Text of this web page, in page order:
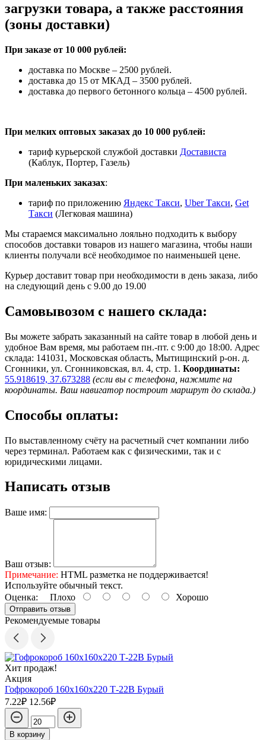
загрузки товара, а также расстояния
(зоны доставки)
При заказе от 10 000 рублей:
доставка по Москве – 2500 рублей.
доставка до 15 от МКАД – 3500 рублей.
доставка до первого бетонного кольца – 4500 рублей.
При мелких оптовых заказах до 10 000 рублей:
тариф курьерской службой доставки Достависта
(Каблук, Портер, Газель)
При маленьких заказах:
тариф по приложению Яндекс Такси, Uber Такси, Get
Такси (Легковая машина)
Мы стараемся максимально лояльно подходить к выбору
способов доставки товаров из нашего магазина, чтобы наши
клиенты получали всё необходимое по наименьшей цене.
Курьер доставит товар при необходимости в день заказа, либо
на следующий день с 9.00 до 19.00
Самовывозом с нашего склада:
Вы можете забрать заказанный на сайте товар в любой день и
удобное Вам время, мы работаем пн.-пт. с 9:00 до 18:00. Адрес
склада: 141031, Московская область, Мытищинский р-он. д.
Сгонники, ул. Сгонниковская, вл. 4, стр. 1. Координаты:
55.918619, 37.673288 (если вы с телефона, нажмите на
координаты. Ваш навигатор построит маршрут до склада.)
Способы оплаты:
По выставленному счёту на расчетный счет компании либо
через терминал. Работаем как с физическими, так и с
юридическими лицами.
Написать отзыв
Ваше имя:
Ваш отзыв:
Примечание: HTML разметка не поддерживается!
Используйте обычный текст.
Оценка: Плохо Хорошо
Отправить отзыв
Рекомендуемые товары
Хит продаж!
Акция
Гофрокороб 160х160х220 Т-22В Бурый
7.22₽ 12.56₽
В корзину